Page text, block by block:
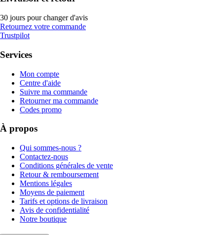
30 jours pour changer d'avis
Retournez votre commande
Trustpilot
Services
Mon compte
Centre d'aide
Suivre ma commande
Retourner ma commande
Codes promo
À propos
Qui sommes-nous ?
Contactez-nous
Conditions générales de vente
Retour & remboursement
Mentions légales
Moyens de paiement
Tarifs et options de livraison
Avis de confidentialité
Notre boutique